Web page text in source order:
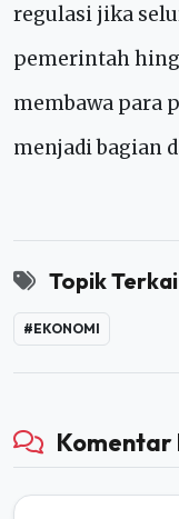
regulasi jika
pemerintah
membawa para
menjadi bagian
Topik
#EKONOMI
Komentar